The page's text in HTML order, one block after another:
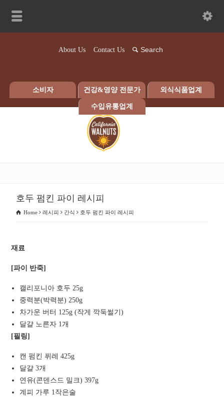
About Us Contact Us
소비자 건강&영양 전문가 외식식품업계
수입유통업계
호두 펌킨 파이 레시피
Home 레시피 간식 호두 펌킨 파이 레시피
재료
[파이 반죽]
캘리포니아 호두 25g
중력분(박력분) 250g
차가운 버터 125g (작게 깍둑썰기)
달걀 노른자 1개
[필링]
캔 펌킨 퓌레 425g
달걀 3개
연유(콘덴스드 밀크) 397g
계피 가루 1작은술